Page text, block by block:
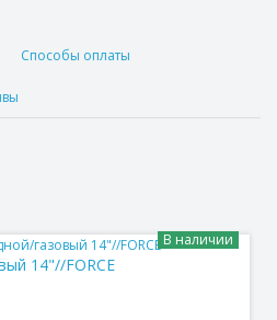
Способы оплаты
14"//FORCE
В наличии